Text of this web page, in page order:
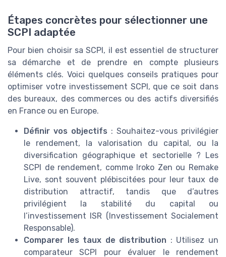
Étapes concrètes pour sélectionner une
SCPI adaptée
Pour bien choisir sa SCPI, il est essentiel de structurer
sa démarche et de prendre en compte plusieurs
éléments clés. Voici quelques conseils pratiques pour
optimiser votre investissement SCPI, que ce soit dans
des bureaux, des commerces ou des actifs diversifiés
en France ou en Europe.
Définir vos objectifs : Souhaitez-vous privilégier
le rendement, la valorisation du capital, ou la
diversification géographique et sectorielle ? Les
SCPI de rendement, comme Iroko Zen ou Remake
Live, sont souvent plébiscitées pour leur taux de
distribution attractif, tandis que d’autres
privilégient la stabilité du capital ou
l’investissement ISR (Investissement Socialement
Responsable).
Comparer les taux de distribution : Utilisez un
comparateur SCPI pour évaluer le rendement